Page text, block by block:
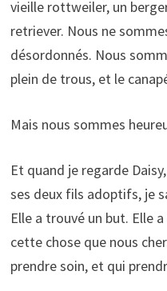
vieille rottweiler, un
retriever. Nous ne
désordonnés. Nous
plein de trous, et le
Mais nous sommes
Et quand je regarde
ses deux fils adoptifs, je
Elle a trouvé un but. Elle
cette chose que nous
prendre soin, et qui